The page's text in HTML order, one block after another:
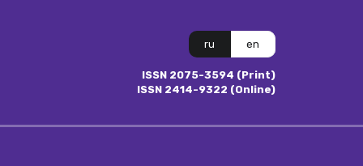
ru en
ISSN 2075-3594 (Print)
ISSN 2414-9322 (Online)